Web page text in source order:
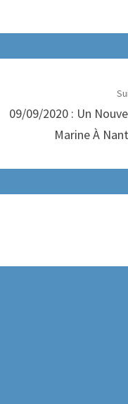
09/09/2020 : Un
Marine À